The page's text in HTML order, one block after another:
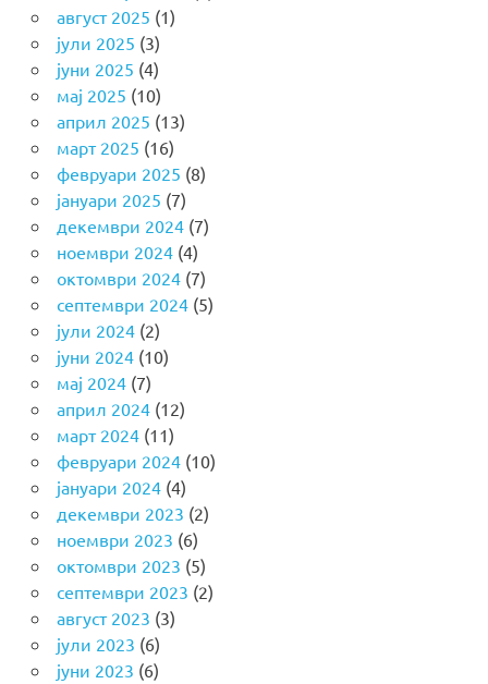
август 2025 (1)
јули 2025 (3)
јуни 2025 (4)
мај 2025 (10)
април 2025 (13)
март 2025 (16)
февруари 2025 (8)
јануари 2025 (7)
декември 2024(7)
ноември 2024(4)
октомври 2024(7)
септември 2024(5)
јули 2024(2)
јуни 2024(10)
мај 2024(7)
април 2024(12)
март 2024(11)
февруари 2024(10)
јануари 2024(4)
декември 2023 (2)
ноември 2023 (6)
октомври 2023 (5)
септември 2023 (2)
август 2023 (3)
јули 2023 (6)
јуни 2023 (6)